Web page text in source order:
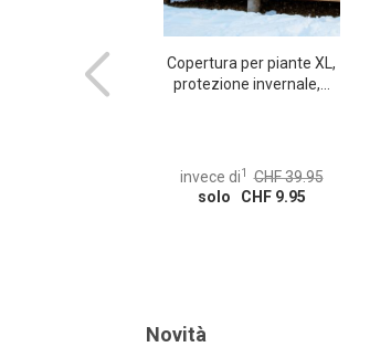
aggiuntivo
Copertura per piante XL,
protezione invernale,...
invece di1 CHF 39.95
solo CHF 9.95
Novità